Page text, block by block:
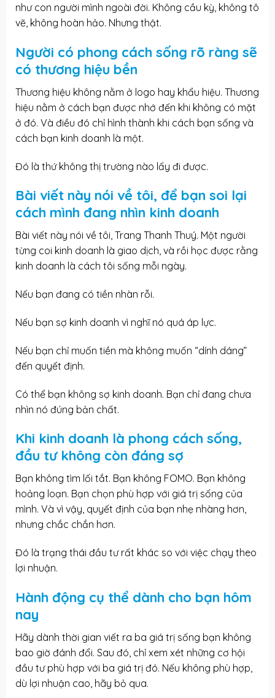
như con người mình ngoài đời. Không cầu kỳ, không tô
vẽ, không hoàn hảo. Nhưng thật.
Người có phong cách sống rõ ràng sẽ
có thương hiệu bền
Thương hiệu không nằm ở logo hay khẩu hiệu. Thương
hiệu nằm ở cách bạn được nhớ đến khi không có mặt
ở đó. Và điều đó chỉ hình thành khi cách bạn sống và
cách bạn kinh doanh là một.
Đó là thứ không thị trường nào lấy đi được.
Bài viết này nói về tôi, để bạn soi lại
cách mình đang nhìn kinh doanh
Bài viết này nói về tôi, Trang Thanh Thuý. Một người
từng coi kinh doanh là giao dịch, và rồi học được rằng
kinh doanh là cách tôi sống mỗi ngày.
Nếu bạn đang có tiền nhàn rỗi.
Nếu bạn sợ kinh doanh vì nghĩ nó quá áp lực.
Nếu bạn chỉ muốn tiền mà không muốn “dính dáng”
đến quyết định.
Có thể bạn không sợ kinh doanh. Bạn chỉ đang chưa
nhìn nó đúng bản chất.
Khi kinh doanh là phong cách sống,
đầu tư không còn đáng sợ
Bạn không tìm lối tắt. Bạn không FOMO. Bạn không
hoảng loạn. Bạn chọn phù hợp với giá trị sống của
mình. Và vì vậy, quyết định của bạn nhẹ nhàng hơn,
nhưng chắc chắn hơn.
Đó là trạng thái đầu tư rất khác so với việc chạy theo
lợi nhuận.
Hành động cụ thể dành cho bạn hôm
nay
Hãy dành thời gian viết ra ba giá trị sống bạn không
bao giờ đánh đổi. Sau đó, chỉ xem xét những cơ hội
đầu tư phù hợp với ba giá trị đó. Nếu không phù hợp,
dù lợi nhuận cao, hãy bỏ qua.